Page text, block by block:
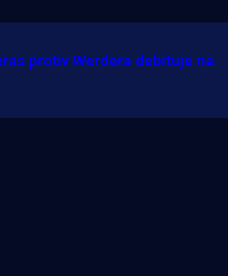
protiv Werdera debituje na